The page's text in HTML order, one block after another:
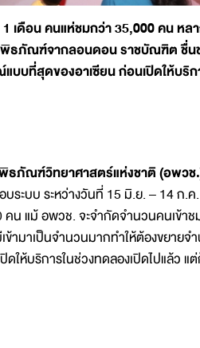
ดือน คนแห่ชมกว่า 35,000 คน หล
ธภัณฑ์จากลอนดอน ราชบัณฑิต ชื่น
ที่สุดของอาเซียน ก่อนเปิดให้บริก
ธภัณฑ์วิทยาศาสตร์แห่งชาติ (อพวช
ระบบ ระหว่างวันที่ 15 มิ.ย. – 14 ก.
น แม้ อพวช. จะจำกัดจำนวนคนเข้า
มาเป็นจำนวนมากทำให้ต้องขยายจ
ให้บริการในช่วงทดลองเปิดไปแล้ว